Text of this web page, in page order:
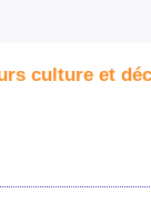
culture et